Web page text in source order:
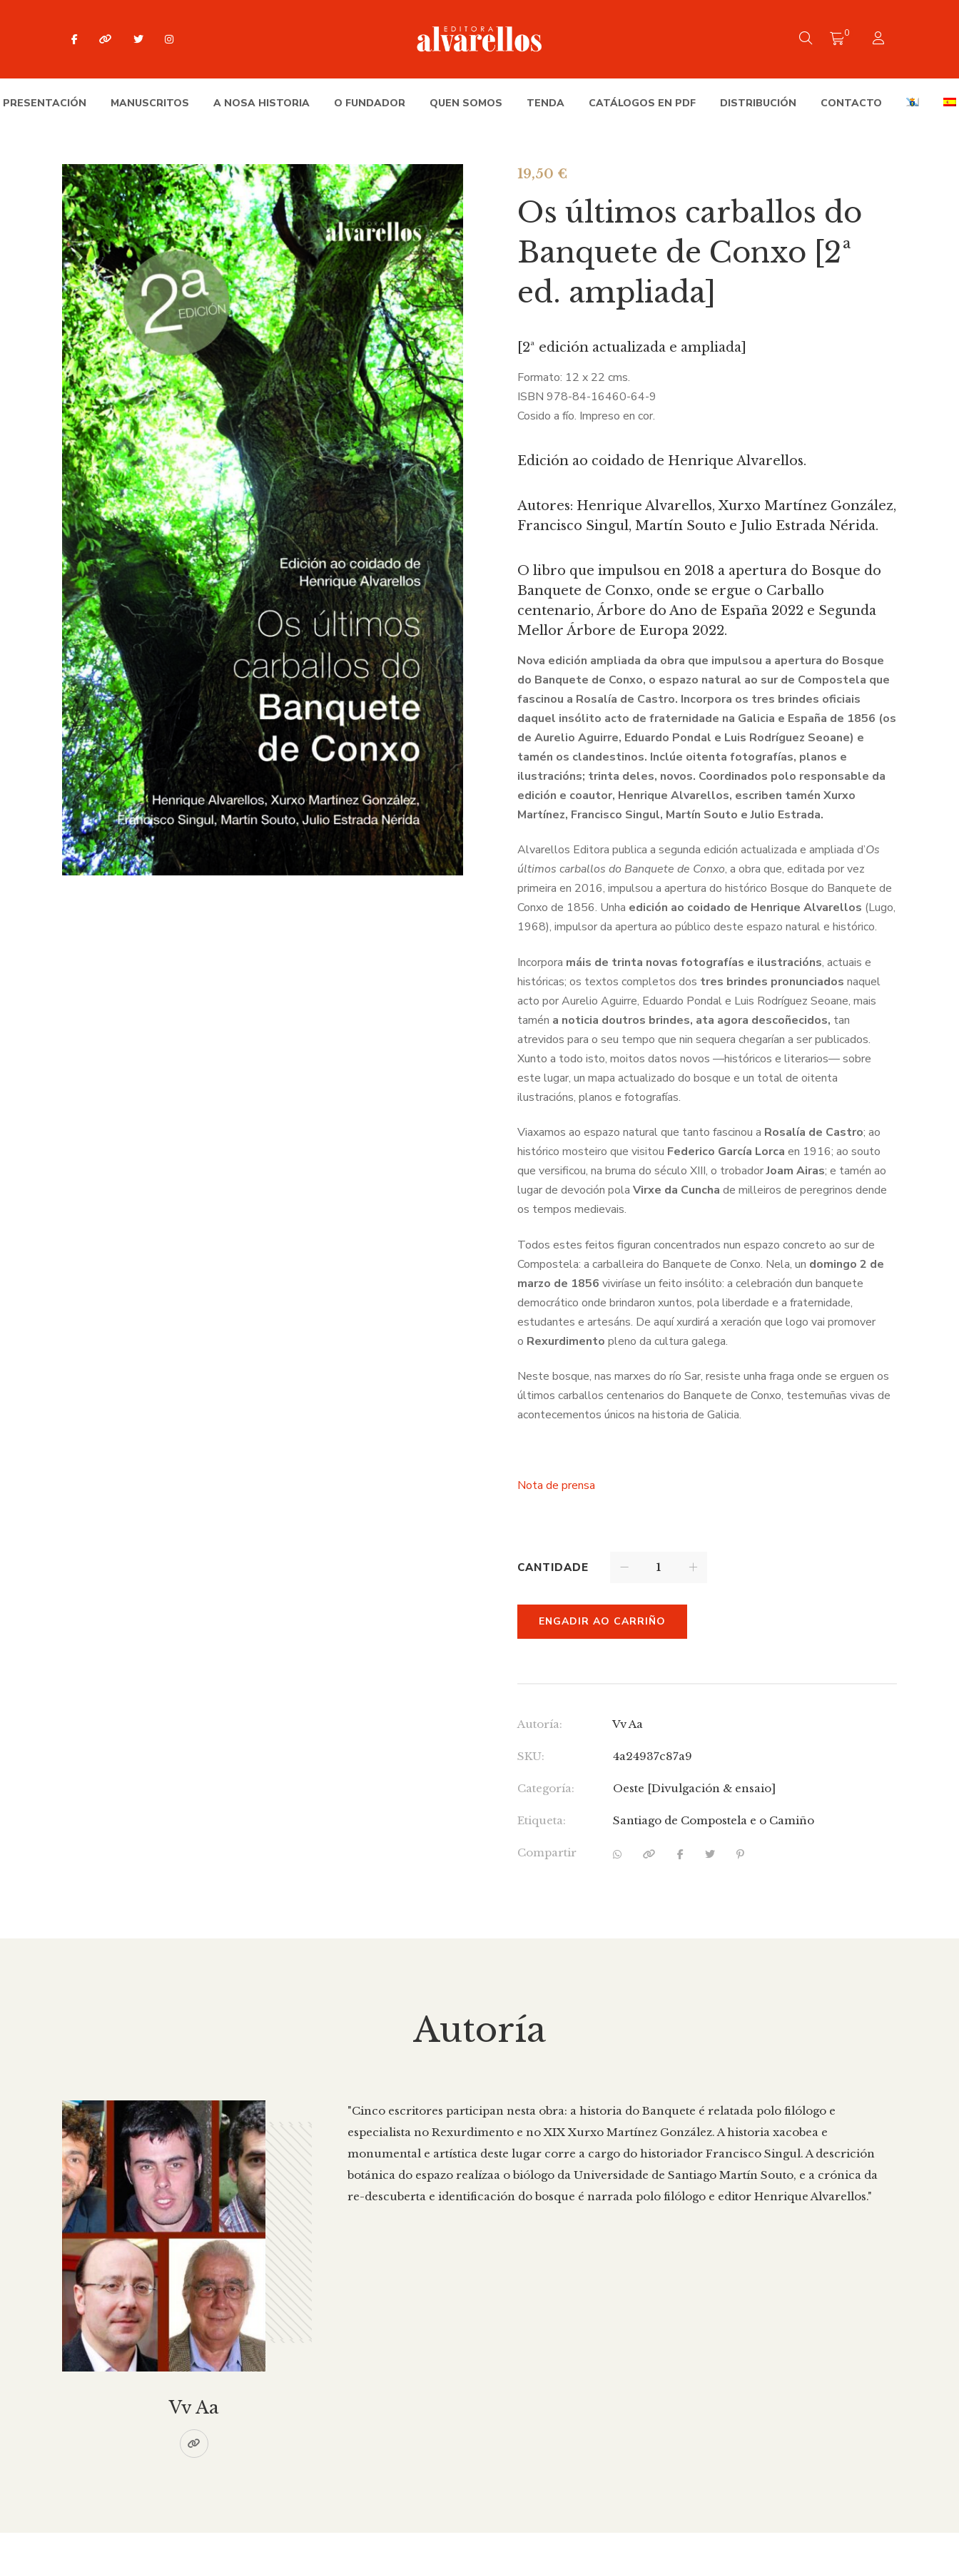
0
PRESENTACIÓN MANUSCRITOS A NOSA HISTORIA O FUNDADOR QUEN SOMOS TENDA CATÁLOGOS EN PDF DISTRIBUCIÓN CONTACTO
19,50 €
Os últimos carballos do
Banquete de Conxo [2ª
ed. ampliada]
[2ª edición actualizada e ampliada]
Formato: 12 x 22 cms.
ISBN 978-84-16460-64-9
Cosido a fío. Impreso en cor.
Edición ao coidado de Henrique Alvarellos.
Autores: Henrique Alvarellos, Xurxo Martínez González,
Francisco Singul, Martín Souto e Julio Estrada Nérida.
O libro que impulsou en 2018 a apertura do Bosque do
Banquete de Conxo, onde se ergue o Carballo
centenario, Árbore do Ano de España 2022 e Segunda
Mellor Árbore de Europa 2022.
Nova edición ampliada da obra que impulsou a apertura do Bosque
do Banquete de Conxo, o espazo natural ao sur de Compostela que
fascinou a Rosalía de Castro. Incorpora os tres brindes oficiais
daquel insólito acto de fraternidade na Galicia e España de 1856 (os
de Aurelio Aguirre, Eduardo Pondal e Luis Rodríguez Seoane) e
tamén os clandestinos. Inclúe oitenta fotografías, planos e
ilustracións; trinta deles, novos. Coordinados polo responsable da
edición e coautor, Henrique Alvarellos, escriben tamén Xurxo
Martínez, Francisco Singul, Martín Souto e Julio Estrada.
Alvarellos Editora publica a segunda edición actualizada e ampliada d’Os
últimos carballos do Banquete de Conxo, a obra que, editada por vez
primeira en 2016, impulsou a apertura do histórico Bosque do Banquete de
Conxo de 1856. Unha edición ao coidado de Henrique Alvarellos (Lugo,
1968), impulsor da apertura ao público deste espazo natural e histórico.
Incorpora máis de trinta novas fotografías e ilustracións, actuais e
históricas; os textos completos dos tres brindes pronunciados naquel
acto por Aurelio Aguirre, Eduardo Pondal e Luis Rodríguez Seoane, mais
tamén a noticia doutros brindes, ata agora descoñecidos, tan
atrevidos para o seu tempo que nin sequera chegarían a ser publicados.
Xunto a todo isto, moitos datos novos —históricos e literarios— sobre
este lugar, un mapa actualizado do bosque e un total de oitenta
ilustracións, planos e fotografías.
Viaxamos ao espazo natural que tanto fascinou a Rosalía de Castro; ao
histórico mosteiro que visitou Federico García Lorcaen 1916; ao souto
que versificou, na bruma do século XIII, o trobadorJoam Airas; e tamén ao
lugar de devoción polaVirxe da Cunchade milleiros de peregrinos dende
os tempos medievais.
Todos estes feitos figuran concentrados nun espazo concreto ao sur de
Compostela: a carballeira do Banquete de Conxo. Nela, un domingo 2 de
marzo de 1856viviríase un feito insólito: a celebración dun banquete
democrático onde brindaron xuntos, pola liberdade e a fraternidade,
estudantes e artesáns. De aquí xurdirá a xeración que logo vai promover
o Rexurdimento pleno da cultura galega.
Neste bosque, nas marxes do río Sar, resiste unha fraga onde se erguen os
últimos carballos centenarios do Banquete de Conxo, testemuñas vivas de
acontecementos únicos na historia de Galicia.
Nota de prensa
CANTIDADE
ENGADIR AO CARRIÑO
Autoría: Vv Aa
SKU: 4a24937c87a9
Categoría: Oeste [Divulgación & ensaio]
Etiqueta: Santiago de Compostela e o Camiño
Compartir
Autoría
Vv Aa
"Cinco escritores participan nesta obra: a historia do Banquete é relatada polo filólogo e
especialista no Rexurdimento e no XIX Xurxo Martínez González. A historia xacobea e
monumental e artística deste lugar corre a cargo do historiador Francisco Singul. A descrición
botánica do espazo realízaa o biólogo da Universidade de Santiago Martín Souto, e a crónica da
re-descuberta e identificación do bosque é narrada polo filólogo e editor Henrique Alvarellos."